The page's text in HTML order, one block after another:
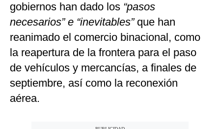
gobiernos han dado los “pasos
necesarios” e “inevitables” que han
reanimado el comercio binacional, como
la reapertura de la frontera para el paso
de vehículos y mercancías, a finales de
septiembre, así como la reconexión
aérea.